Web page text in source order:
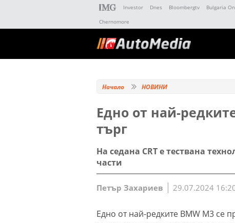
Investor Dnes Bloombergtv Bulgaria
Chernomore
Начало НОВИНИ
Едно от най-
търг
На седана CRT е тествана
части
Петър Захариев 29.07.2024
Едно от най-редките BMW M3 се